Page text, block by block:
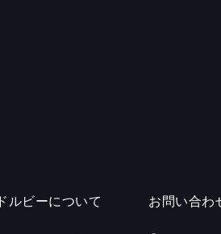
ドルビーについて お問い合わ